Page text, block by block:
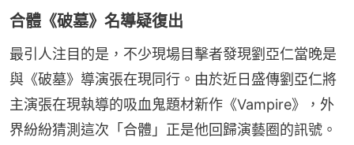
合體《破墓》名導疑復出
最引人注目的是，不少現場目擊者發現劉亞仁當晚是
與《破墓》導演張在現同行。由於近日盛傳劉亞仁將
主演張在現執導的吸血鬼題材新作《Vampire》，外
界紛紛猜測這次「合體」正是他回歸演藝圈的訊號。